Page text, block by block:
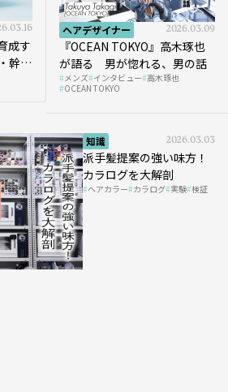
成す
幹部
ヘアデザイナー 2026.03.09
『OCEAN TOKYO』高木琢也
が語る 男が惚れる、男の話
メンズ インタビュー 高木琢也
OCEAN TOKYO
知識 2026.03.03
派手髪提案の強い味方！
カラログを大解剖
ヘアカラー カラログ 実験 検証